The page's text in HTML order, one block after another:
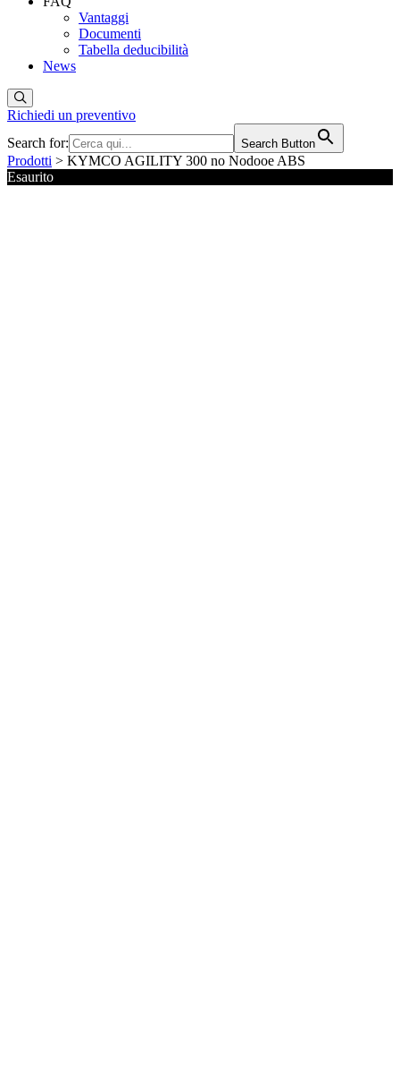
Vantaggi
Documenti
Tabella deducibilità
News
Richiedi un preventivo
Search for:
Search Button
Prodotti > KYMCO AGILITY 300 no Nodooe ABS
Esaurito